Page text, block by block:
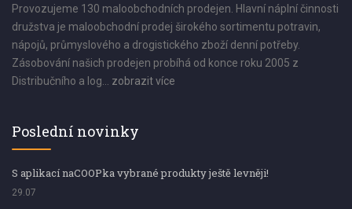
Provozujeme 130 maloobchodních prodejen. Hlavní náplní činnosti
družstva je maloobchodní prodej širokého sortimentu potravin,
nápojů, průmyslového a drogistického zboží denní potřeby.
Zásobování našich prodejen probíhá od konce roku 2005 z
Distribučního a log... zobrazit více
Poslední novinky
S aplikací naCOOPka vybrané produkty ještě levněji!
29.07